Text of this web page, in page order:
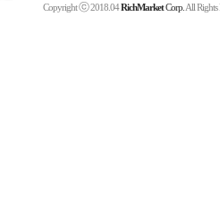
Copyrightⓒ2018.04RichMarketCorp. All Rights